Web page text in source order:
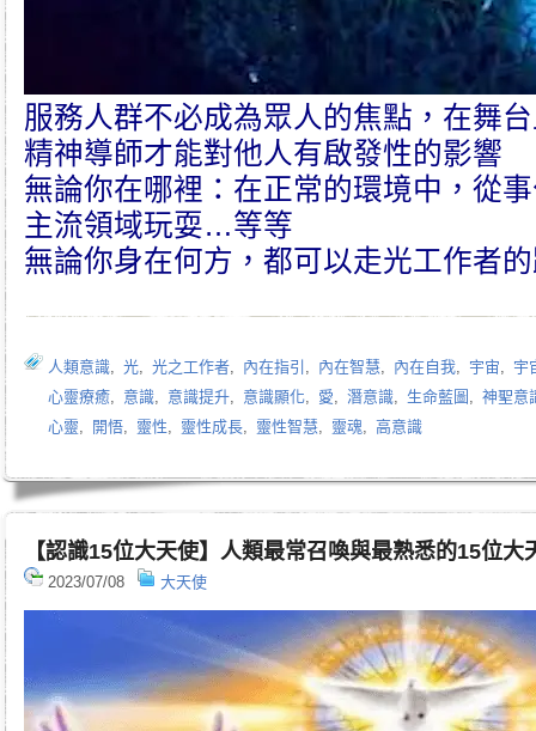
服務人群不必成為眾人的焦點，在舞
精神導師才能對他人有啟發性的影響
無論你在哪裡：在正常的環境中，從
主流領域玩耍…等等
無論你身在何方，都可以走光工作者
人類意識, 光, 光之工作者, 內在指引 , 內在智慧, 內在自我, 宇宙, 宇
心靈療癒, 意識, 意識提升, 意識顯化, 愛, 潛意識, 生命藍圖 , 神聖意
心靈, 開悟, 靈性, 靈性成長, 靈性智慧, 靈魂, 高意識
【認識15位大天使】人類最常召喚與最熟悉的15位大
2023/07/08 大天使